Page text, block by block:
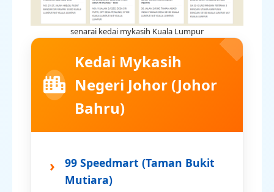
senarai kedai mykasih Kuala Lumpur
Kedai Mykasih
Negeri Johor (Johor
Bahru)
99 Speedmart (Taman Bukit
Mutiara)